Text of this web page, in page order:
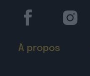
À propos